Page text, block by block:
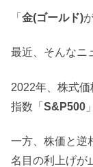
「 金(ゴールド)
最近、そんなニ
2022年、株式
指数「 S&P500
一方、株価と逆
名目の利上げが